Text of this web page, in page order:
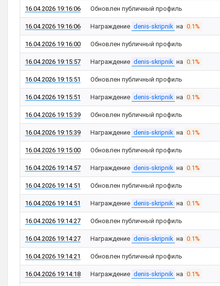
16.04.2026 19:16:06 Обновлен публичный профиль
16.04.2026 19:16:06 Награждение denis-skripnik на 0.1%
16.04.2026 19:16:00 Обновлен публичный профиль
16.04.2026 19:15:57 Награждение denis-skripnik на 0.1%
16.04.2026 19:15:51 Обновлен публичный профиль
16.04.2026 19:15:51 Награждение denis-skripnik на 0.1%
16.04.2026 19:15:39 Обновлен публичный профиль
16.04.2026 19:15:39 Награждение denis-skripnik на 0.1%
16.04.2026 19:15:00 Обновлен публичный профиль
16.04.2026 19:14:57 Награждение denis-skripnik на 0.1%
16.04.2026 19:14:51 Обновлен публичный профиль
16.04.2026 19:14:51 Награждение denis-skripnik на 0.1%
16.04.2026 19:14:27 Обновлен публичный профиль
16.04.2026 19:14:27 Награждение denis-skripnik на 0.1%
16.04.2026 19:14:21 Обновлен публичный профиль
16.04.2026 19:14:18 Награждение denis-skripnik на 0.1%